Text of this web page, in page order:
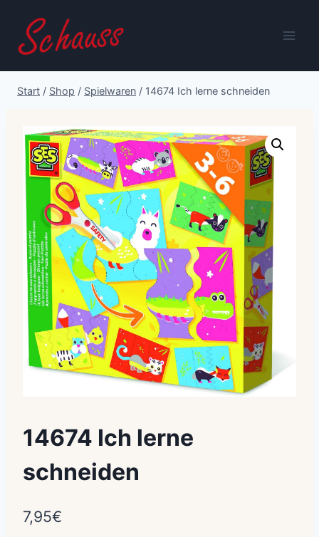
Inhalt
springen
Start / Shop / Spielwaren / 14674 Ich lerne schneiden
14674 Ich lerne
schneiden
7,95€